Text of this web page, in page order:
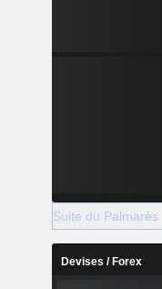
Suite du Palmarès
Devises / Forex